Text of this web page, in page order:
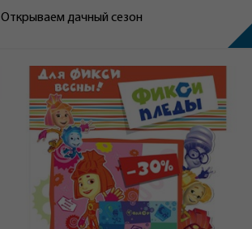
Открываем дачный сезон